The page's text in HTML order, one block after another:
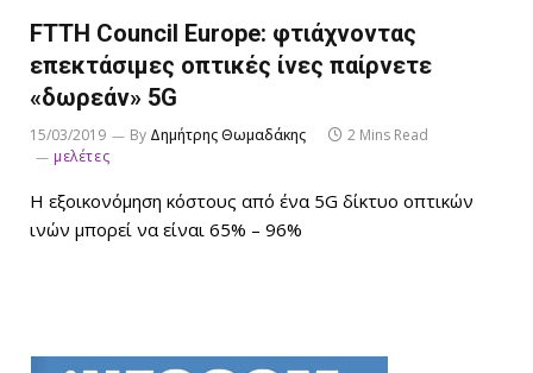
FTTH Council Europe: φτιάχνοντας
επεκτάσιμες οπτικές ίνες παίρνετε
«δωρεάν» 5G
15/03/2019 By Δημήτρης Θωμαδάκης
2 Mins Read
μελέτες
Η εξοικονόμηση κόστους από ένα 5G δίκτυο οπτικών
ινών μπορεί να είναι 65% – 96%